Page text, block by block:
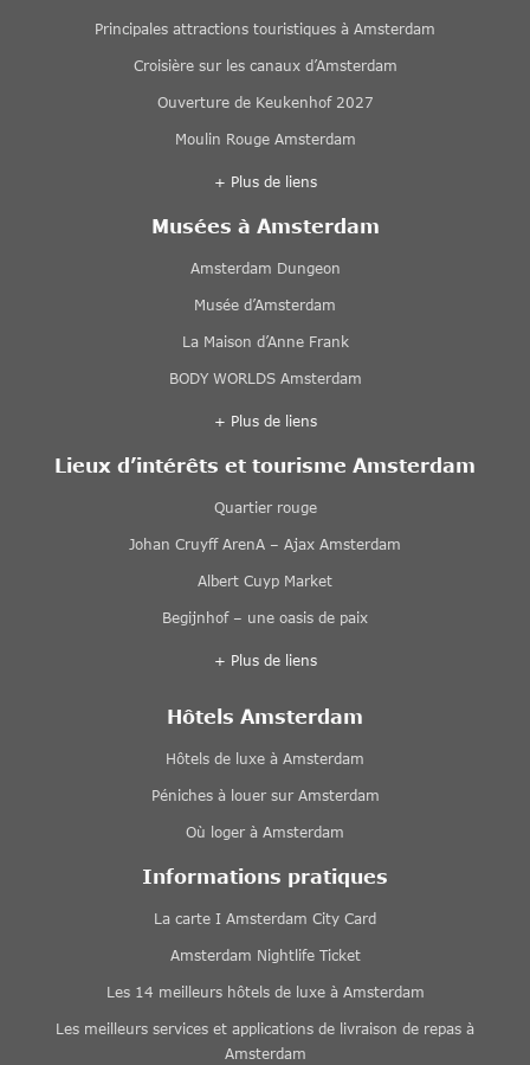
Principales attractions touristiques à Amsterdam
Croisière sur les canaux d’Amsterdam
Ouverture de Keukenhof 2027
Moulin Rouge Amsterdam
+ Plus de liens
Musées à Amsterdam
Amsterdam Dungeon
Musée d’Amsterdam
La Maison d’Anne Frank
BODY WORLDS Amsterdam
+ Plus de liens
Lieux d’intérêts et tourisme Amsterdam
Quartier rouge
Johan Cruyff ArenA – Ajax Amsterdam
Albert Cuyp Market
Begijnhof – une oasis de paix
+ Plus de liens
Hôtels Amsterdam
Hôtels de luxe à Amsterdam
Péniches à louer sur Amsterdam
Où loger à Amsterdam
Informations pratiques
La carte I Amsterdam City Card
Amsterdam Nightlife Ticket
Les 14 meilleurs hôtels de luxe à Amsterdam
Les meilleurs services et applications de livraison de repas à
Amsterdam